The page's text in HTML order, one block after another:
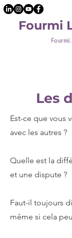
Fourmi
Les
Est-ce que vous
avec les autres ?
Quelle est la
et une dispute ?
Faut-il toujours
même si cela